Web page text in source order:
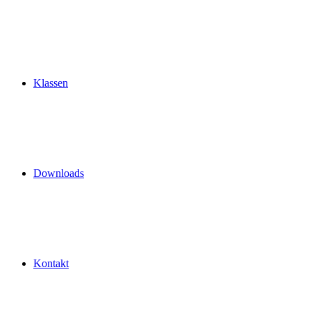
Klassen
Downloads
Kontakt